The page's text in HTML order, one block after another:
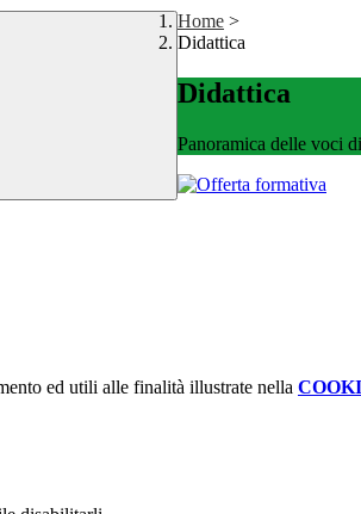
Home >
Didattica
Didattica
Panoramica delle voci
ed utili alle finalità illustrate nella